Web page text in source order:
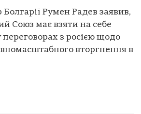
Болгарії Румен Радев заявив,
Союз має взяти на себе
переговорах з росією щодо
вторгнення в